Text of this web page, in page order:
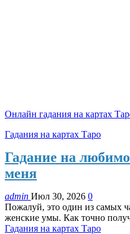
Онлайн гадания на картах
Гадания на картах Таро
Гадание на
меня
admin Июл 30, 2026 0
Пожалуй, это один из самых
женские умы. Как точно
Гадания на картах Таро